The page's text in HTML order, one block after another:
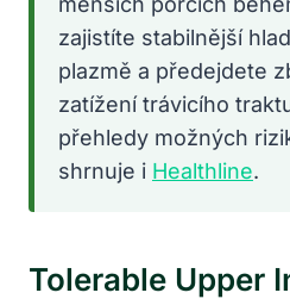
zajistíte stabilnější
plazmě a předejdete
zatížení trávicího
přehledy možných
shrnuje i Healthline.
Tolerable Upper